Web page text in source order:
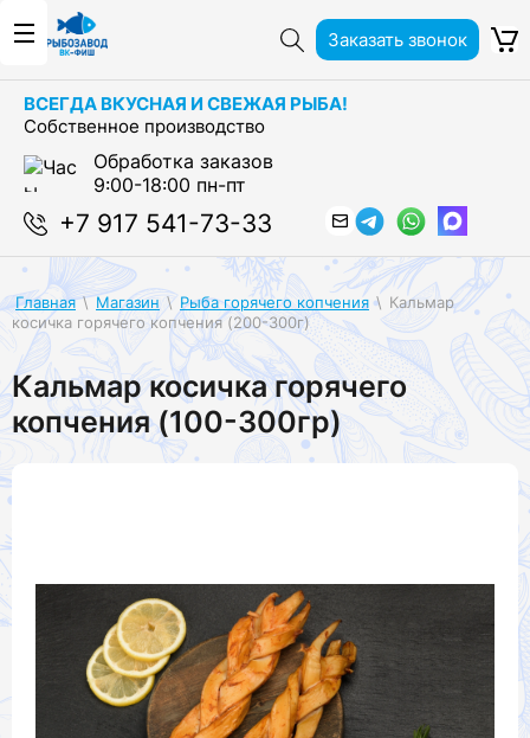
Заказать звонок
ВСЕГДА ВКУСНАЯ И СВЕЖАЯ РЫБА!
Собственное производство
Обработка заказов
9:00-18:00 пн-пт
+7 917 541-73-33
Главная \ Магазин \ Рыба горячего копчения \ Кальмар
косичка горячего копчения (200-300г)
Кальмар косичка горячего
копчения (100-300гр)